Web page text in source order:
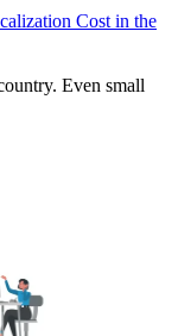
Cost in the
Even small